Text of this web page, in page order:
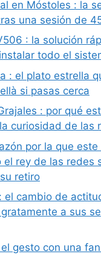
en Móstoles : la
una sesión de
: la solución
todo el
: el plato estrella
si pasas cerca
: por qué
curiosidad de las
por la que
el rey de las redes
retiro
el cambio de
a sus
gesto con una